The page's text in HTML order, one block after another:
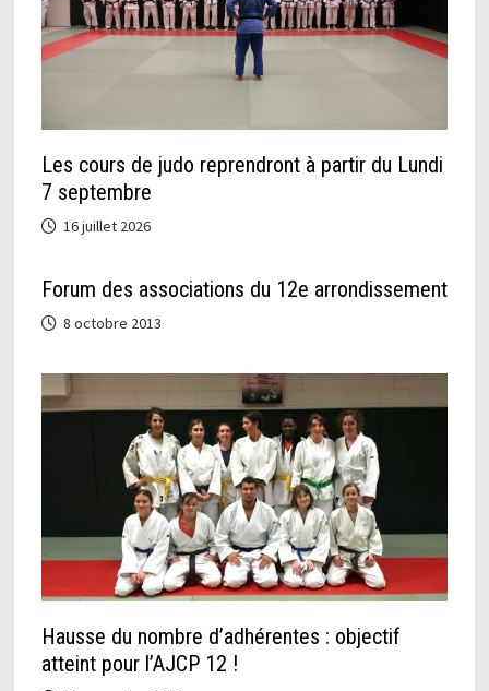
Les cours de judo reprendront à partir du Lundi
7 septembre
16 juillet 2026
Forum des associations du 12e arrondissement
8 octobre 2013
Hausse du nombre d’adhérentes : objectif
atteint pour l’AJCP 12 !